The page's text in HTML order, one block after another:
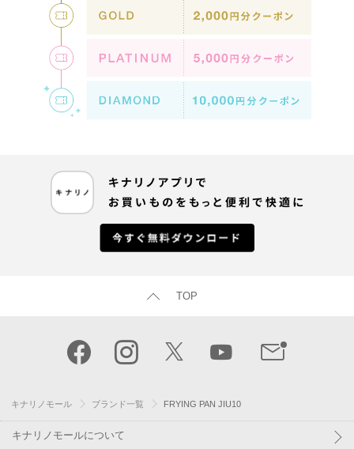
TOP
キナリノモール ブランド一覧 FRYING PAN JIU10
キナリノモールについて